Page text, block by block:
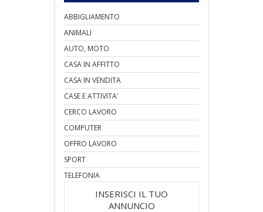
ABBIGLIAMENTO
ANIMALI
AUTO, MOTO
CASA IN AFFITTO
CASA IN VENDITA
CASE E ATTIVITA'
CERCO LAVORO
COMPUTER
OFFRO LAVORO
SPORT
TELEFONIA
INSERISCI IL TUO
ANNUNCIO